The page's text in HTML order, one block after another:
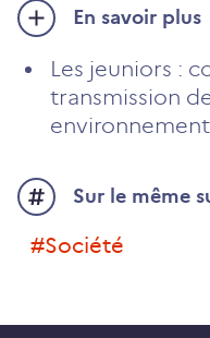
En savoir plus
Les jeuniors :
transmission
Sur le même
#société